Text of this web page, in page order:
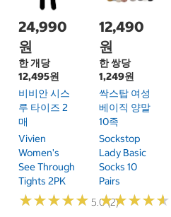
24,990
원
한 개당
12,495원
비비안 시스
루 타이즈 2
매
Vivien
Women's
See Through
Tights 2PK
★★★★★
★★★★★ 5.0 (2)
12,490
원
한 쌍당
1,249원
싹스탑 여성
베이직 양말
10족
Sockstop
Lady Basic
Socks 10
Pairs
★★★★★
★★★★★